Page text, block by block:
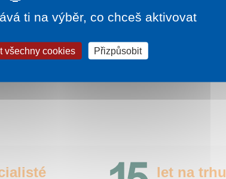
let na trhu
ti na výběr, co chceš aktivovat
všechny cookies Přizpůsobit